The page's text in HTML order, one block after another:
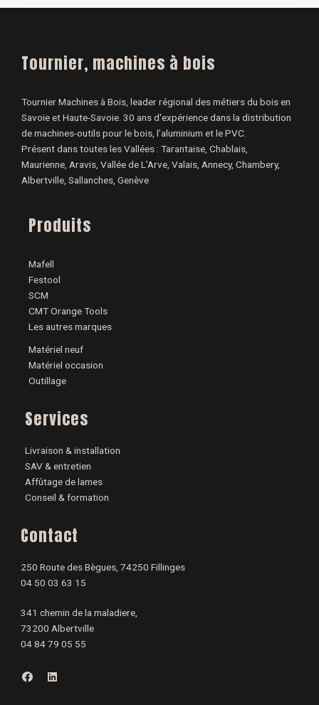
Tournier, machines à bois
Tournier Machines à Bois, leader régional des métiers du bois en
Savoie et Haute-Savoie. 30 ans d'expérience dans la distribution
de machines-outils pour le bois, l’aluminium et le PVC.
Présent dans toutes les Vallées : Tarantaise, Chablais,
Maurienne, Aravis, Vallée de L’Arve, Valais, Annecy, Chambery,
Albertville, Sallanches, Genève
Produits
Mafell
Festool
SCM
CMT Orange Tools
Les autres marques
Matériel neuf
Matériel occasion
Outillage
Services
Livraison & installation
SAV & entretien
Affûtage de lames
Conseil & formation
Contact
250 Route des Bègues, 74250 Fillinges
04 50 03 63 15
341 chemin de la maladiere,
73200 Albertville
04 84 79 05 55
F
a
L
i